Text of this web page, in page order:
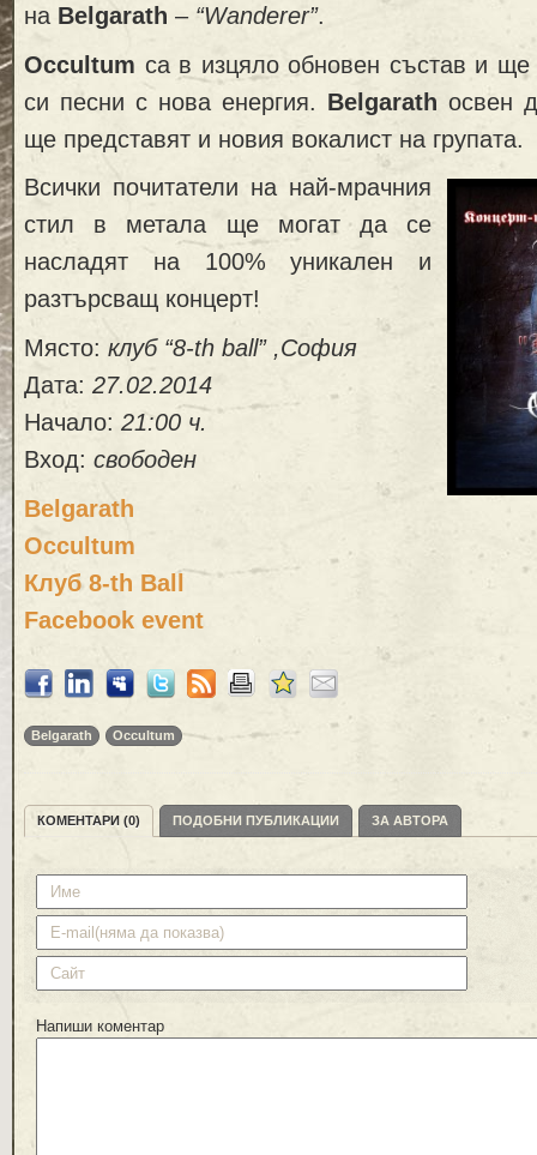
на Belgarath – “Wanderer”.
Occultum са в изцяло обновен състав и ще
си песни с нова енергия. Belgarath освен
ще представят и новия вокалист на групата.
Всички почитатели на най-мрачния
стил в метала ще могат да се
насладят на 100% уникален и
разтърсващ концерт!
Място: клуб “8-th ball” ,София
Дата: 27.02.2014
Начало: 21:00 ч.
Вход: свободен
Belgarath
Occultum
Клуб 8-th Ball
Facebook event
Belgarath Occultum
КОМЕНТАРИ (0) ПОДОБНИ ПУБЛИКАЦИИ ЗА АВТОРА
Напиши коментар